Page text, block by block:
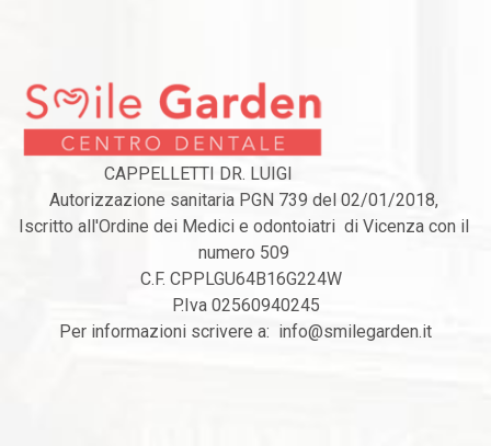
Autorizzazione sanitaria PGN 739 del 02/01/2018,
Iscritto all'Ordine dei Medici e odontoiatri  di Vicenza con il
numero 509
C.F. CPPLGU64B16G224W
P.Iva 02560940245
Per informazioni scrivere a:  info@smilegarden.it